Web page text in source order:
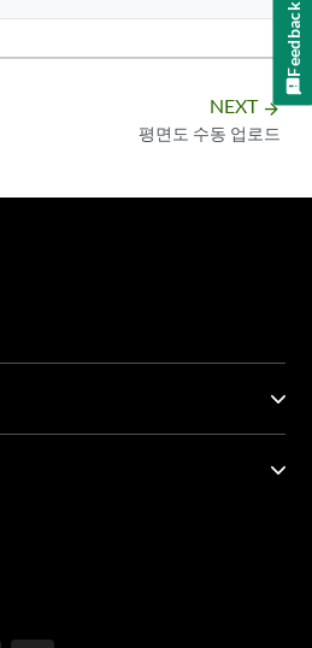
NEXT arrow_forward
평면도 수동 업로드
Feedback